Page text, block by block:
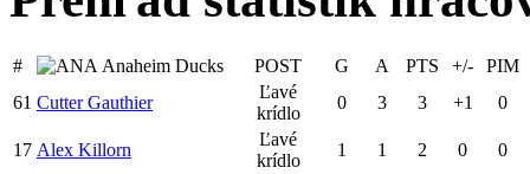
# Anaheim Ducks POST G A PTS +/-
PIM
61 Cutter Gauthier
Ľavé
krídlo
0 3 3 +1 0
17 Alex Killorn
Ľavé
krídlo
1 1 2 0 0